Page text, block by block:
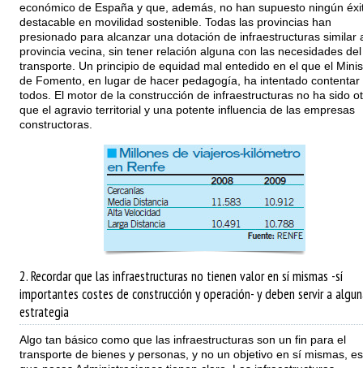
económico de España y que, además, no han supuesto ningún
destacable en movilidad sostenible. Todas las provincias han
presionado para alcanzar una dotación de infraestructuras similar
provincia vecina, sin tener relación alguna con las necesidades del
transporte. Un principio de equidad mal entedido en el que el
de Fomento, en lugar de hacer pedagogía, ha intentado contentar
todos. El motor de la construcción de infraestructuras no ha sido
que el agravio territorial y una potente influencia de las empresas
constructoras.
2. Recordar que las infraestructuras no tienen valor en sí mismas -sí
importantes costes de construcción y operación- y deben servir a
estrategia
Algo tan básico como que las infraestructuras son un fin para el
transporte de bienes y personas, y no un objetivo en sí mismas,